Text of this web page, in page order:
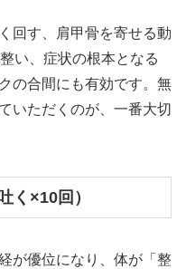
回す、肩甲骨を寄せる動
い、症状の根本となる
の合間にも有効です。無
いただくのが、一番大切
く×10回）
が優位になり、体が「整